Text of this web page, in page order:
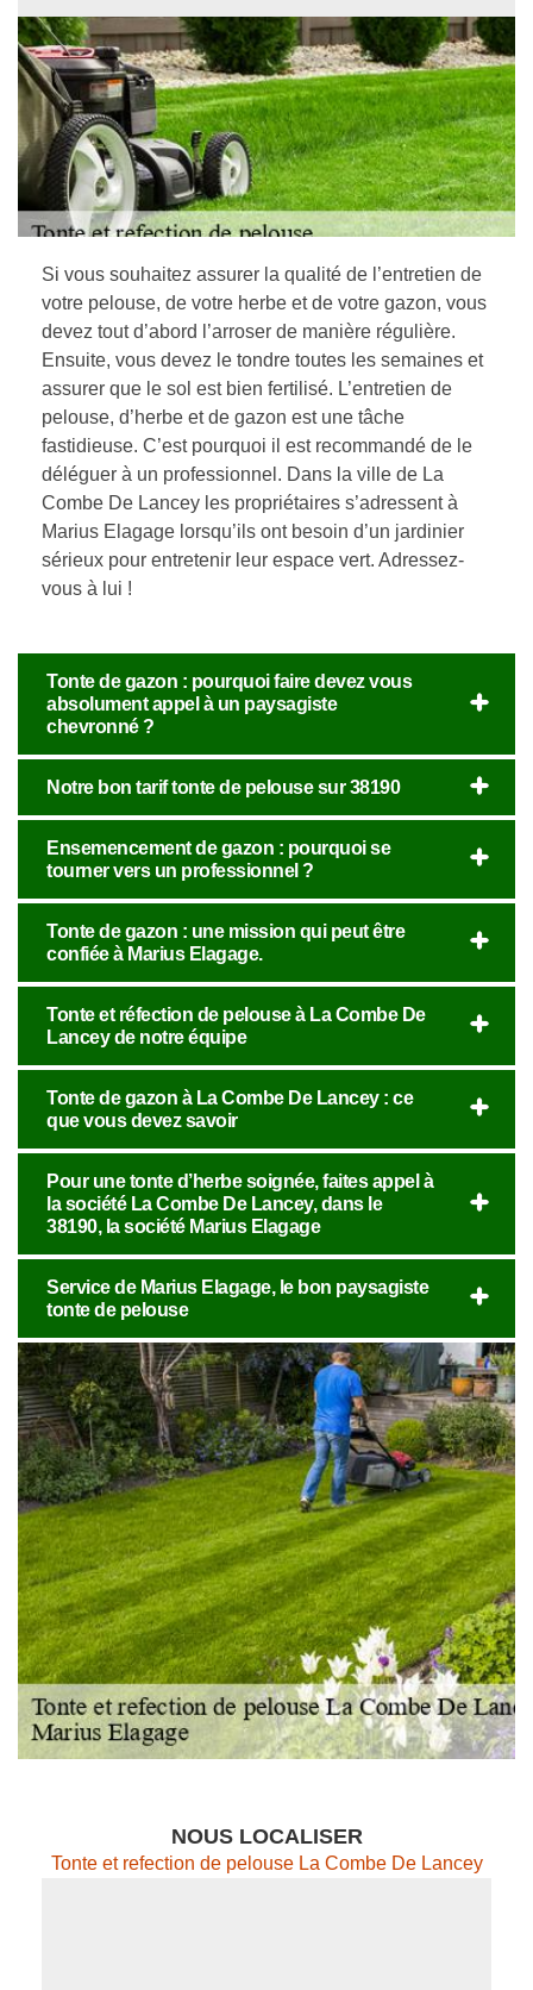
Si vous souhaitez assurer la qualité de l’entretien de
votre pelouse, de votre herbe et de votre gazon, vous
devez tout d’abord l’arroser de manière régulière.
Ensuite, vous devez le tondre toutes les semaines et
assurer que le sol est bien fertilisé. L’entretien de
pelouse, d’herbe et de gazon est une tâche
fastidieuse. C’est pourquoi il est recommandé de le
déléguer à un professionnel. Dans la ville de La
Combe De Lancey les propriétaires s’adressent à
Marius Elagage lorsqu’ils ont besoin d’un jardinier
sérieux pour entretenir leur espace vert. Adressez-
vous à lui !
Tonte de gazon : pourquoi faire devez vous
absolument appel à un paysagiste
chevronné ?
Notre bon tarif tonte de pelouse sur 38190
Ensemencement de gazon : pourquoi se
tourner vers un professionnel ?
Tonte de gazon : une mission qui peut être
confiée à Marius Elagage.
Tonte et réfection de pelouse à La Combe De
Lancey de notre équipe
Tonte de gazon à La Combe De Lancey : ce
que vous devez savoir
Pour une tonte d’herbe soignée, faites appel à
la société La Combe De Lancey, dans le
38190, la société Marius Elagage
Service de Marius Elagage, le bon paysagiste
tonte de pelouse
NOUS LOCALISER
Tonte et refection de pelouse La Combe De Lancey